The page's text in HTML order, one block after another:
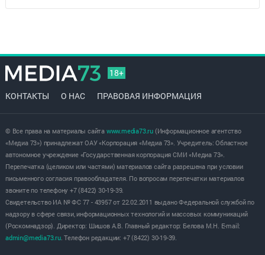
18+
КОНТАКТЫ О НАС ПРАВОВАЯ ИНФОРМАЦИЯ
© Все права на материалы сайта www.media73.ru(Информационное агентство
«Медиа 73») принадлежат ОАУ «Корпорация «Медиа 73». Учредитель: Областное
автономное учреждение «Государственная корпорация СМИ «Медиа 73».
Перепечатка (целиком или частями) материалов сайта разрешена при условии
письменного согласия правообладателя. По вопросам перепечатки материалов
звоните по телефону +7 (8422) 30-19-39.
Свидетельство ИА № ФС 77 - 43957 от 22.02.2011 выдано Федеральной службой по
надзору в сфере связи, информационных технологий и массовых коммуникаций
(Роскомнадзор). Директор: Шишов А.В. Главный редактор: Белова М.Н. E-mail:
admin@media73.ru. Телефон редакции: +7 (8422) 30-19-39.